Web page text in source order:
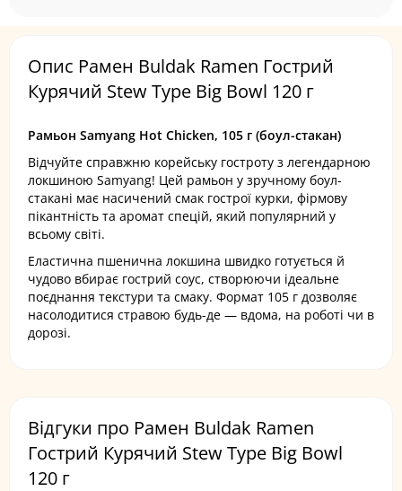
Опис Рамен Buldak Ramen Гострий
Курячий Stew Type Big Bowl 120 г
Рамьон Samyang Hot Chicken, 105 г (боул-стакан)
Відчуйте справжню корейську гостроту з легендарною
локшиною Samyang! Цей рамьон у зручному боул-
стакані має насичений смак гострої курки, фірмову
пікантність та аромат спецій, який популярний у
всьому світі.
Еластична пшенична локшина швидко готується й
чудово вбирає гострий соус, створюючи ідеальне
поєднання текстури та смаку. Формат 105 г дозволяє
насолодитися стравою будь-де — вдома, на роботі чи в
дорозі.
Відгуки про Рамен Buldak Ramen
Гострий Курячий Stew Type Big Bowl
120 г